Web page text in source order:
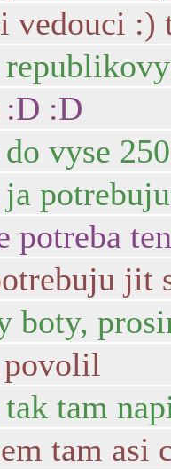
vedouci :)
:D :D
vyse
potreba
jit
boty,
tam
tam asi